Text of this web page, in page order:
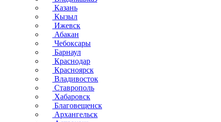
Казань
Кызыл
Ижевск
Абакан
Чебоксары
Барнаул
Краснодар
Красноярск
Владивосток
Ставрополь
Хабаровск
Благовещенск
Архангельск